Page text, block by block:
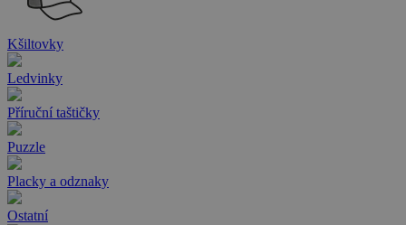
Kšiltovky
Ledvinky
Příruční taštičky
Puzzle
Placky a odznaky
Ostatní